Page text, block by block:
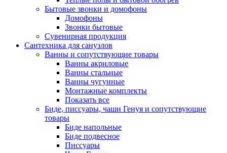
Бытовые звонки и домофоны
Домофоны
Звонки бытовые
Сувенирная продукция
Сантехника для санузлов
Ванны и сопутствующие товары
Ванны акриловые
Ванны стальные
Ванны чугунные
Монтажные комплекты
Показать все
Биде, писсуары, чаши Генуя и сопутствующие
товары
Биде напольные
Биде подвесное
Писсуары